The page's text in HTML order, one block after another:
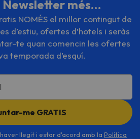
Newsletter més…
NOMÉS el millor contingut de
d’estiu, ofertes d’hotels i seràs
te quan comencin les ofertes
temporada d’esquí.
me GRATIS
llegit i estar d'acord amb la Política